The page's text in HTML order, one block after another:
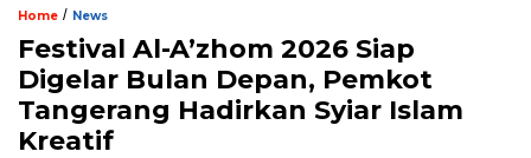
Home / News
Festival Al-A’zhom 2026 Siap
Digelar Bulan Depan, Pemkot
Tangerang Hadirkan Syiar Islam
Kreatif